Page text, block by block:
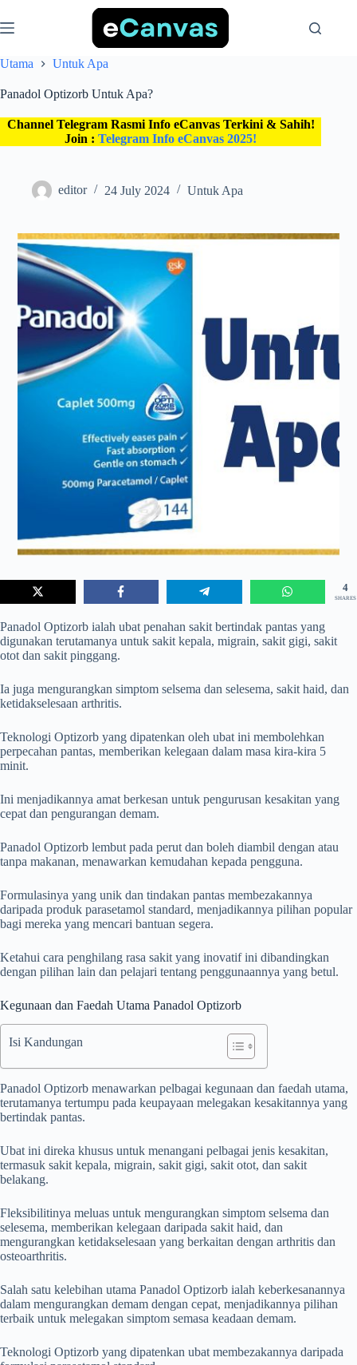
to
content
Utama Untuk Apa
Panadol Optizorb Untuk Apa?
Channel Telegram Rasmi Info eCanvas Terkini & Sahih!
Join :Telegram Info eCanvas 2025!
editor 24 July 2024 Untuk Apa
4
SHARES
Panadol Optizorb ialah ubat penahan sakit bertindak pantas yang
digunakan terutamanya untuk sakit kepala, migrain, sakit gigi, sakit
otot dan sakit pinggang.
Ia juga mengurangkan simptom selsema dan selesema, sakit haid, dan
ketidakselesaan arthritis.
Teknologi Optizorb yang dipatenkan oleh ubat ini membolehkan
perpecahan pantas, memberikan kelegaan dalam masa kira-kira 5
minit.
Ini menjadikannya amat berkesan untuk pengurusan kesakitan yang
cepat dan pengurangan demam.
Panadol Optizorb lembut pada perut dan boleh diambil dengan atau
tanpa makanan, menawarkan kemudahan kepada pengguna.
Formulasinya yang unik dan tindakan pantas membezakannya
daripada produk parasetamol standard, menjadikannya pilihan popular
bagi mereka yang mencari bantuan segera.
Ketahui cara penghilang rasa sakit yang inovatif ini dibandingkan
dengan pilihan lain dan pelajari tentang penggunaannya yang betul.
Kegunaan dan Faedah Utama Panadol Optizorb
Isi Kandungan
Panadol Optizorb menawarkan pelbagai kegunaan dan faedah utama,
terutamanya tertumpu pada keupayaan melegakan kesakitannya yang
bertindak pantas.
Ubat ini direka khusus untuk menangani pelbagai jenis kesakitan,
termasuk sakit kepala, migrain, sakit gigi, sakit otot, dan sakit
belakang.
Fleksibilitinya meluas untuk mengurangkan simptom selsema dan
selesema, memberikan kelegaan daripada sakit haid, dan
mengurangkan ketidakselesaan yang berkaitan dengan arthritis dan
osteoarthritis.
Salah satu kelebihan utama Panadol Optizorb ialah keberkesanannya
dalam mengurangkan demam dengan cepat, menjadikannya pilihan
terbaik untuk melegakan simptom semasa keadaan demam.
Teknologi Optizorb yang dipatenkan ubat membezakannya daripada